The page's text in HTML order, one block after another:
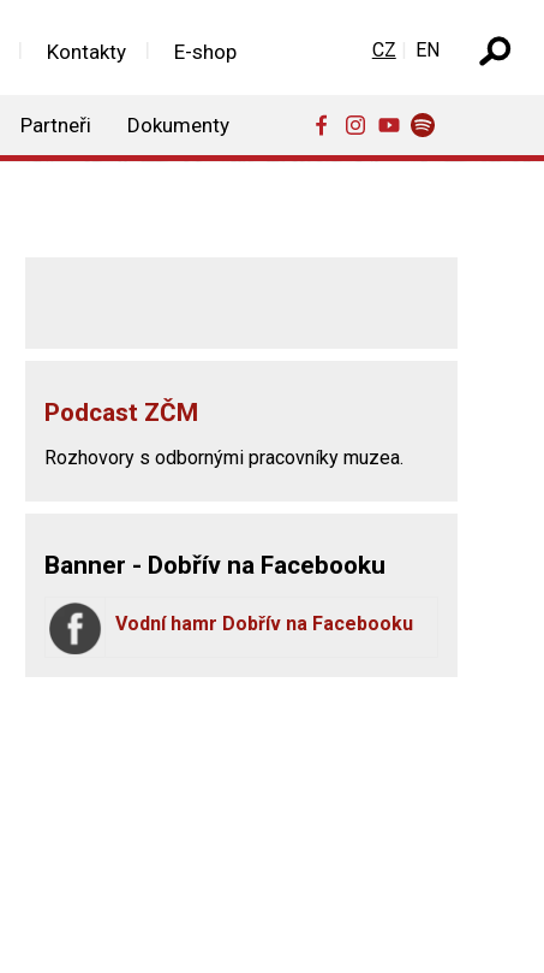
Kontakty E-shop
Partneři Dokumenty
Zvolte jazyk
CZ EN
Podcast ZČM
Rozhovory s odbornými pracovníky muzea.
Banner - Dobřív na Facebooku
Vodní hamr Dobřív na Facebooku